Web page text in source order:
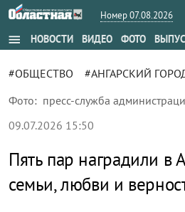
Номер 07.08.2026
menu НОВОСТИ ВИДЕО ФОТО
#ОБЩЕСТВО #АНГАРСКИЙ
Фото: пресс-служба
09.07.2026 15:50
Пять пар наградили в
семьи, любви и